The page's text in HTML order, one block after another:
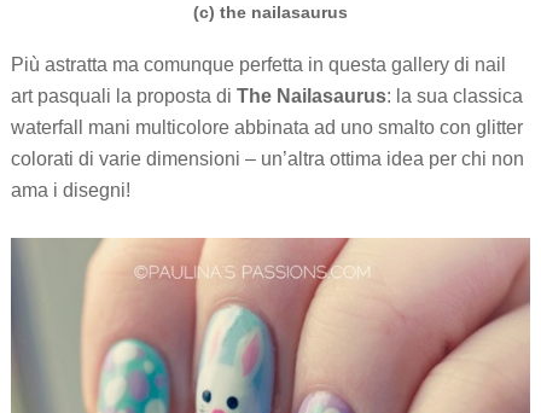
(c) the nailasaurus
Più astratta ma comunque perfetta in questa gallery di nail
art pasquali la proposta di The Nailasaurus: la sua classica
waterfall mani multicolore abbinata ad uno smalto con glitter
colorati di varie dimensioni – un’altra ottima idea per chi non
ama i disegni!